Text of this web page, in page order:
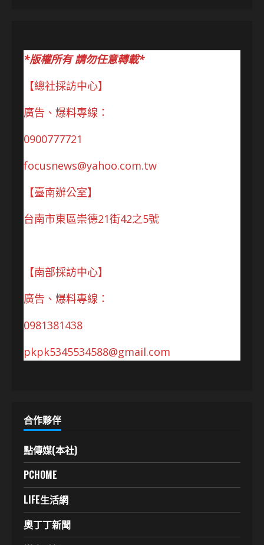
*版權所有 請勿任意轉載*
【總社採訪中心】
廣告、爆料專線：
0900777721
focusnews@yahoo.com.tw
【臺南辦公室】
台南市東區崇德21街42之5號
【南部採訪中心】
廣告、爆料專線：
0981381438
pkpk5345534588@gmail.com
合作夥伴
點傳媒(本社)
PCHOME
LIFE生活網
奧丁丁新聞